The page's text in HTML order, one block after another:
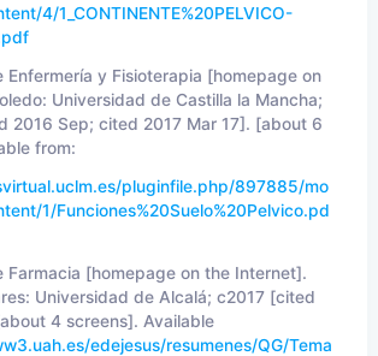
4/1_CONTINENTE%20PELVICO-
Enfermería y Fisioterapia [homepage on
Universidad de Castilla la Mancha;
2016 Sep; cited 2017 Mar 17]. [about 6
from:
pluginfile.php/897885/mo
1/Funciones%20Suelo%20Pelvico.pd
Farmacia [homepage on the Internet].
Universidad de Alcalá; c2017 [cited
4 screens]. Available
edejesus/resumenes/QG/Tema